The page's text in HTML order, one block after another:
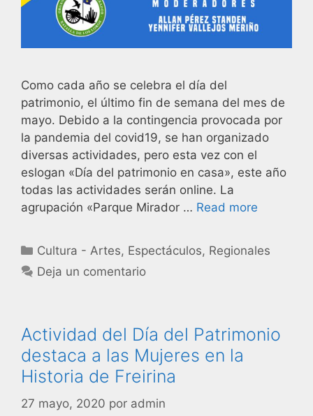
Como cada año se celebra el día del
patrimonio, el último fin de semana del mes de
mayo. Debido a la contingencia provocada por
la pandemia del covid19, se han organizado
diversas actividades, pero esta vez con el
eslogan «Día del patrimonio en casa», este año
todas las actividades serán online. La
agrupación «Parque Mirador … Read more
Cultura - Artes, Espectáculos, Regionales
Deja un comentario
Actividad del Día del Patrimonio
destaca a las Mujeres en la
Historia de Freirina
27 mayo, 2020 por admin